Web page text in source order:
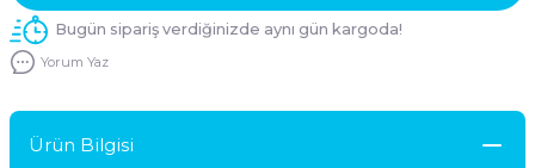
Bugün sipariş verdiğinizde aynı gün kargoda!
Yorum Yaz
Ürün Bilgisi